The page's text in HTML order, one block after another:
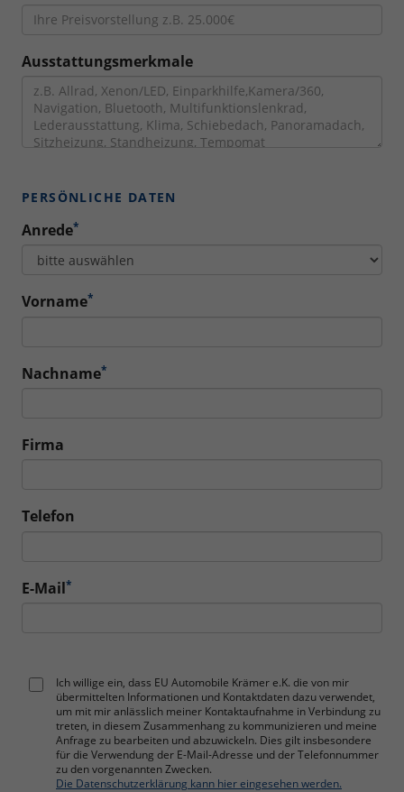
Ausstattungsmerkmale
PERSÖNLICHE DATEN
Anrede*
Vorname*
Nachname*
Firma
Telefon
E-Mail*
Ich willige ein, dass EU Automobile Krämer e.K. die von mir
übermittelten Informationen und Kontaktdaten dazu verwendet,
um mit mir anlässlich meiner Kontaktaufnahme in Verbindung zu
treten, in diesem Zusammenhang zu kommunizieren und meine
Anfrage zu bearbeiten und abzuwickeln. Dies gilt insbesondere
für die Verwendung der E-Mail-Adresse und der Telefonnummer
zu den vorgenannten Zwecken.
Die Datenschutzerklärung kann hier eingesehen werden.